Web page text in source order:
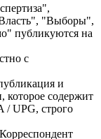
"Выборы",
публикуются на
с
и
которое содержит
/ UPG, строго